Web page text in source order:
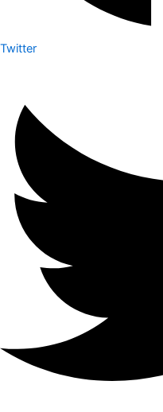
Twitter